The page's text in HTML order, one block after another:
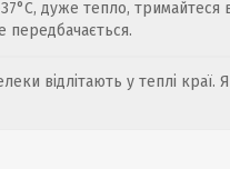
дуже тепло, тримайтеся
передбачається.
відлітають у теплі краї.